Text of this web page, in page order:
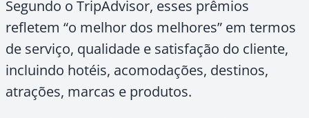
Segundo o TripAdvisor, esses prêmios
refletem “o melhor dos melhores” em termos
de serviço, qualidade e satisfação do cliente,
incluindo hotéis, acomodações, destinos,
atrações, marcas e produtos.